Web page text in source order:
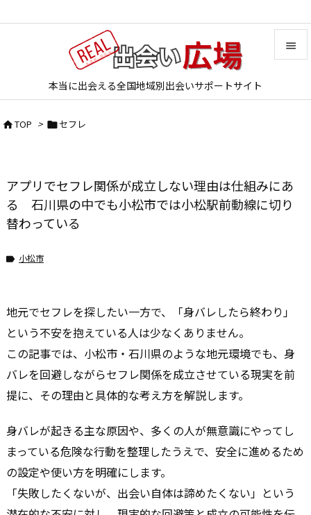
本当に出会える全国地域別出会いサポートサイト


次へ
TOP > セフレ
アプリでセフレ関係が成立しない理由は仕組みにあ
る 石川県の中でも小松市では小松駅前動線に切り
替わっている
 小松市
地元でセフレを探したい一方で、「身バレしたら終わり」
という不安を抱えている人は少なくありません。
この記事では、小松市・石川県のような地元環境でも、身
バレを回避しながらセフレ関係を成立させている現実を前
提に、その理由と具体的な考え方を解説します。
身バレが起きる主な原因や、多くの人が無意識にやってし
まっている危険な行動を整理したうえで、安全に進めるため
の設定や使い方を明確にします。
「失敗したくないが、出会い自体は諦めたくない」という